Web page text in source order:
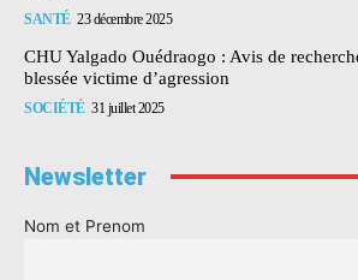
SANTÉ 23 décembre 2025
CHU Yalgado Ouédraogo : Avis de
blessée victime d’agression
SOCIÉTÉ 31 juillet 2025
Newsletter
Nom et Prenom